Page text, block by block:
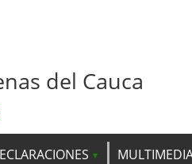
del Cauca